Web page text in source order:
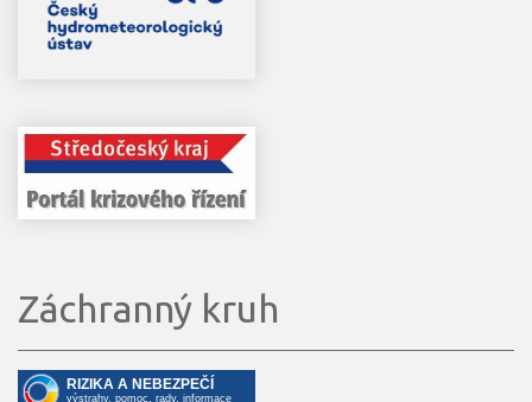
Záchranný kruh